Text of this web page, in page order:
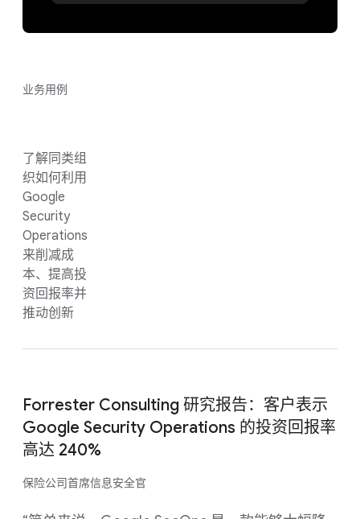
业务用例
了解同类组
织如何利用
Google
Security
Operations
来削减成
本、提高投
资回报率并
推动创新
Forrester Consulting 研究报告：客户表示
Google Security Operations 的投资回报率
高达 240%
保险公司首席信息安全官